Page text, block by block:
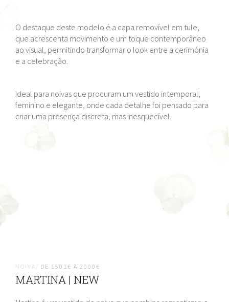
O destaque deste modelo é a capa removível em tule,
que acrescenta movimento e um toque contemporâneo
ao visual, permitindo transformar o look entre a cerimónia
e a celebração.
Ideal para noivas que procuram um vestido intemporal,
feminino e elegante, onde cada detalhe foi pensado para
criar uma presença discreta, mas inesquecível.
NOIVA/ DE 1501€ A 2000€
MARTINA | NEW